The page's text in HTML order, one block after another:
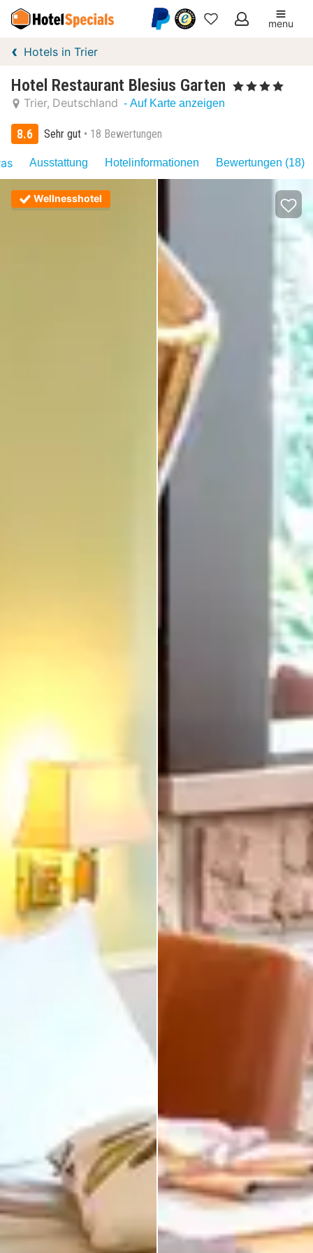
Meine
menu
Hotels in Trier
Hotel Restaurant Blesius Garten , 4 Sterne
Trier Deutschland - Auf Karte anzeigen
8.6 Sehr gut 18 Bewertungen
Ausstattung Hotelinformationen Bewertungen (18)
Wellnesshotel